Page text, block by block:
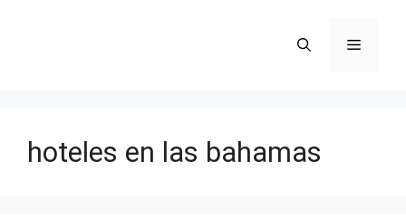
Menú
hoteles en las bahamas